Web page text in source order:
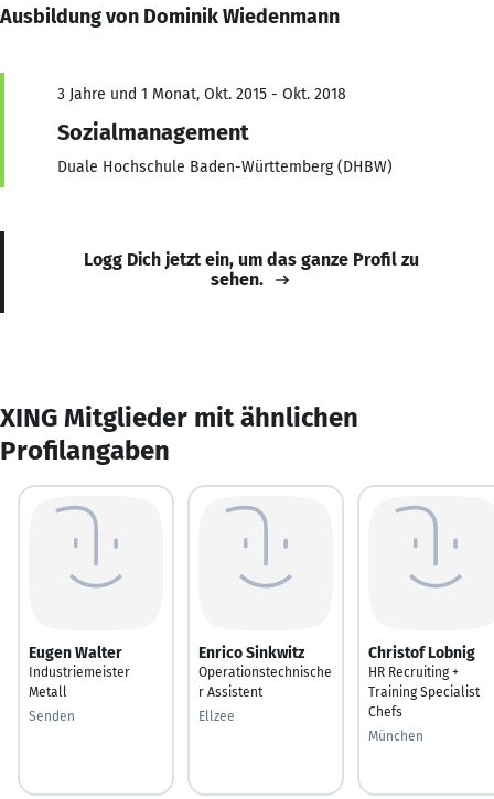
Ausbildung von Dominik Wiedenmann
3 Jahre und 1 Monat, Okt. 2015 - Okt. 2018
Sozialmanagement
Duale Hochschule Baden-Württemberg (DHBW)
Logg Dich jetzt ein, um das ganze Profil zu
sehen.
XING Mitglieder mit ähnlichen
Profilangaben
Eugen Walter
Industriemeister
Metall
Senden
Enrico Sinkwitz
Operationstechnische
r Assistent
Ellzee
Christof Lobnig
HR Recruiting +
Training Specialist
Chefs
München